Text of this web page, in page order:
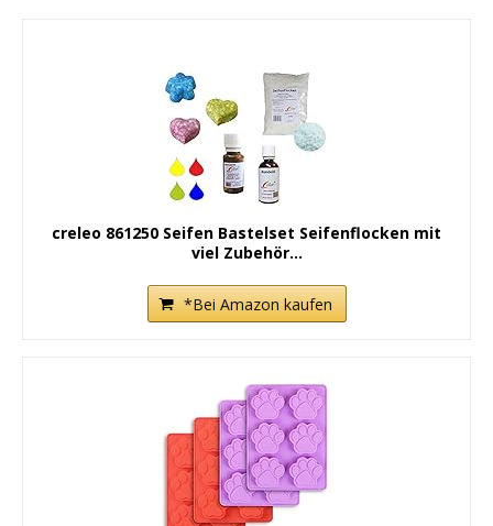
creleo 861250 Seifen Bastelset Seifenflocken mit
viel Zubehör...
*Bei Amazon kaufen